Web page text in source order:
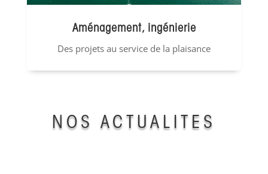
Aménagement, ingénierie
Des projets au service de la plaisance
NOS ACTUALITÉS